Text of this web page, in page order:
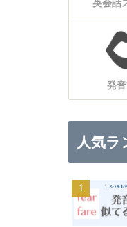
英会話
発
人気ラ